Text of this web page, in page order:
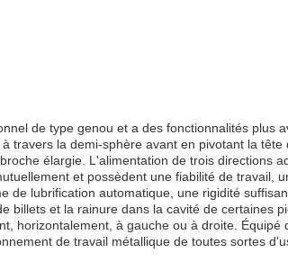
de type genou et a des fonctionnalités plus
travers la demi-sphère avant en pivotant la tête
élargie. L'alimentation de trois directions
et possèdent une fiabilité de travail,
de lubrification automatique, une rigidité
billets et la rainure dans la cavité de certaines
horizontalement, à gauche ou à droite. Équipé
de travail métallique de toutes sortes